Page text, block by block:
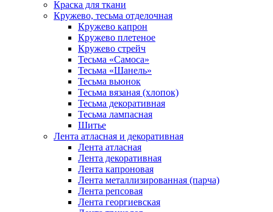
Краска для ткани
Кружево, тесьма отделочная
Кружево капрон
Кружево плетеное
Кружево стрейч
Тесьма «Самоса»
Тесьма «Шанель»
Тесьма вьюнок
Тесьма вязаная (хлопок)
Тесьма декоративная
Тесьма лампасная
Шитье
Лента атласная и декоративная
Лента атласная
Лента декоративная
Лента капроновая
Лента металлизированная (парча)
Лента репсовая
Лента георгиевская